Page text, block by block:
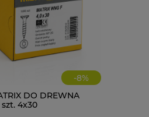
-8%
DO DREWNA
szt. 4x30